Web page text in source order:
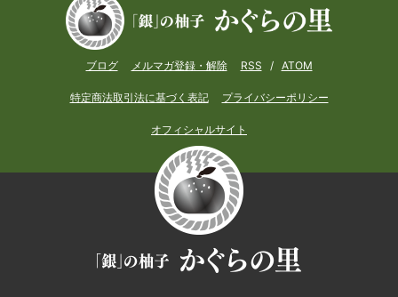
ブログ メルマガ登録・解除 RSS / ATOM
特定商法取引法に基づく表記 プライバシーポリシー
オフィシャルサイト